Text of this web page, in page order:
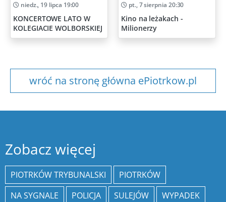
niedz., 19 lipca 19:00
KONCERTOWE LATO W
KOLEGIACIE WOLBORSKIEJ
pt., 7 sierpnia 20:30
Kino na leżakach -
Milionerzy
wróć na stronę główna ePiotrkow.pl
Zobacz więcej
PIOTRKÓW TRYBUNALSKI
PIOTRKÓW
NA SYGNALE
POLICJA SULEJÓW
WYPADEK